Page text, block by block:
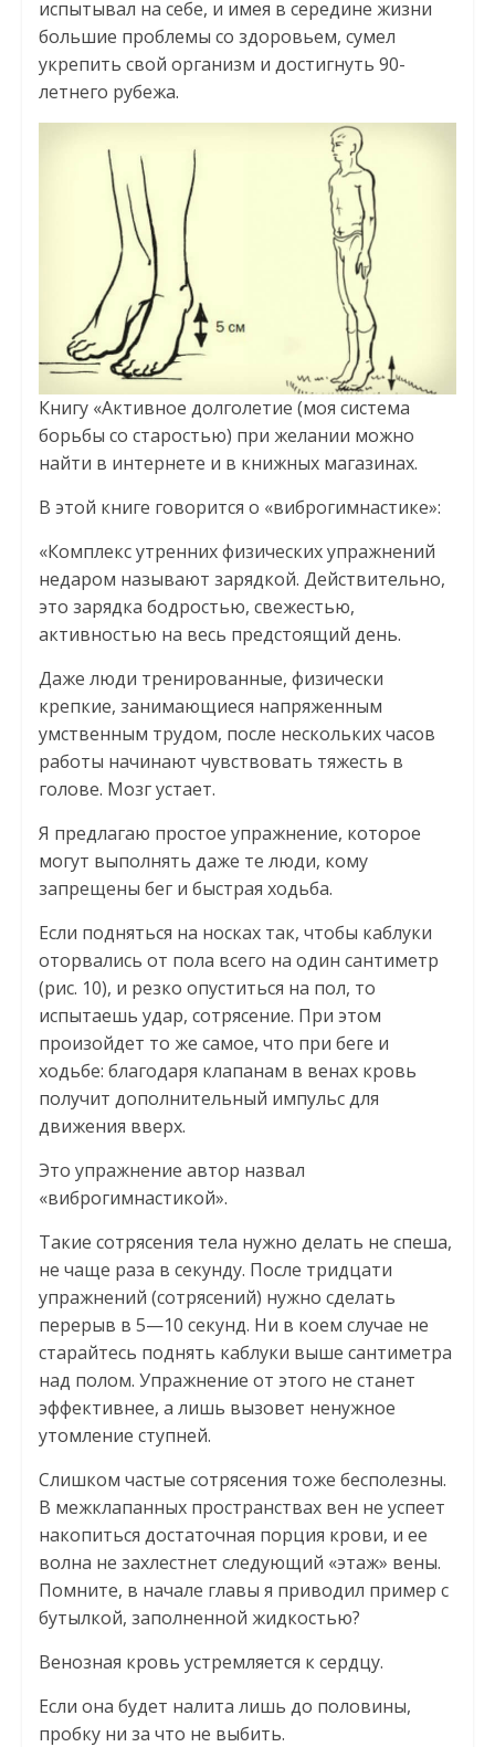
испытывал на себе, и имея в середине жизни
большие проблемы со здоровьем, сумел
укрепить свой организм и достигнуть 90-
летнего рубежа.
Книгу «Активное долголетие (моя система
борьбы со старостью) при желании можно
найти в интернете и в книжных магазинах.
В этой книге говорится о «виброгимнастике»:
«Комплекс утренних физических упражнений
недаром называют зарядкой. Действительно,
это зарядка бодростью, свежестью,
активностью на весь предстоящий день.
Даже люди тренированные, физически
крепкие, занимающиеся напряженным
умственным трудом, после нескольких часов
работы начинают чувствовать тяжесть в
голове. Мозг устает.
Я предлагаю простое упражнение, которое
могут выполнять даже те люди, кому
запрещены бег и быстрая ходьба.
Если подняться на носках так, чтобы каблуки
оторвались от пола всего на один сантиметр
(рис. 10), и резко опуститься на пол, то
испытаешь удар, сотрясение. При этом
произойдет то же самое, что при беге и
ходьбе: благодаря клапанам в венах кровь
получит дополнительный импульс для
движения вверх.
Это упражнение автор назвал
«виброгимнастикой».
Такие сотрясения тела нужно делать не спеша,
не чаще раза в секунду. После тридцати
упражнений (сотрясений) нужно сделать
перерыв в 5—10 секунд. Ни в коем случае не
старайтесь поднять каблуки выше сантиметра
над полом. Упражнение от этого не станет
эффективнее, а лишь вызовет ненужное
утомление ступней.
Слишком частые сотрясения тоже бесполезны.
В межклапанных пространствах вен не успеет
накопиться достаточная порция крови, и ее
волна не захлестнет следующий «этаж» вены.
Помните, в начале главы я приводил пример с
бутылкой, заполненной жидкостью?
Венозная кровь устремляется к сердцу.
Если она будет налита лишь до половины,
пробку ни за что не выбить.